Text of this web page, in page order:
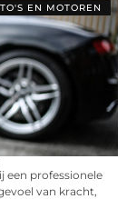
EN MOTOREN
een professionele
van kracht,